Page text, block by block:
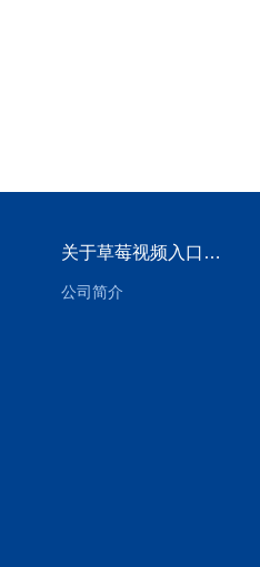
关于草莓视频入口免费下载
公司简介